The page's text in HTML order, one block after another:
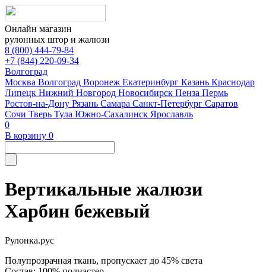
Онлайн магазин
рулонных штор и жалюзи
8 (800) 444-79-84
+7 (844) 220-09-34
Волгоград
Москва Волгоград Воронеж Екатеринбург Казань Краснодар
Липецк Нижний Новгород Новосибирск Пенза Пермь
Ростов-на-Дону Рязань Самара Санкт-Петербург Саратов
Сочи Тверь Тула Южно-Сахалинск Ярославль
0
В корзину 0
Вертикальные жалюзи
Харбин бежевый
Рулонка.рус
Полупрозрачная ткань, пропускает до 45% света